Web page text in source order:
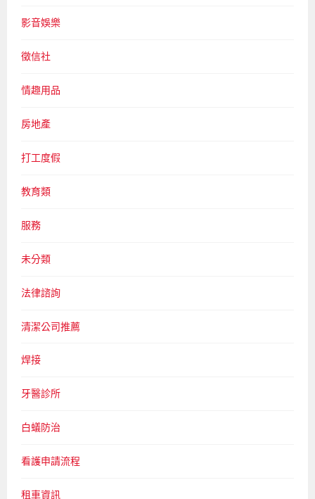
影音娛樂
徵信社
情趣用品
房地產
打工度假
教育類
服務
未分類
法律諮詢
清潔公司推薦
焊接
牙醫診所
白蟻防治
看護申請流程
租車資訊